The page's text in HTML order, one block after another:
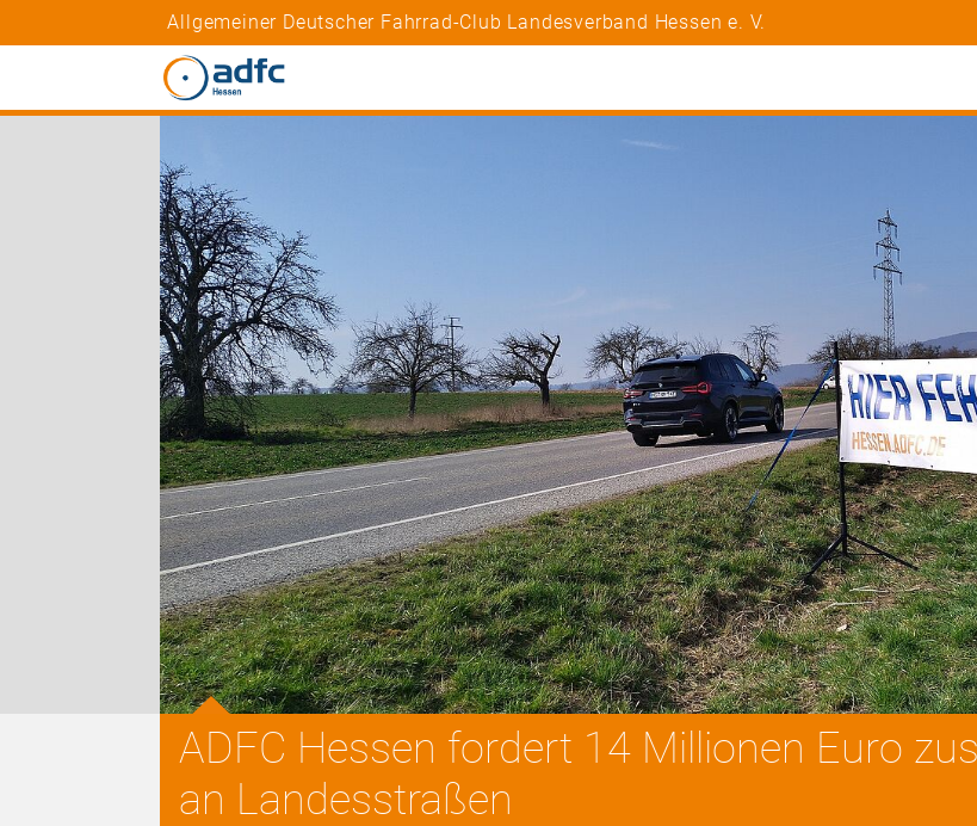
Allgemeiner Deutscher Fahrrad-Club Landesverband Hessen e. V.
ADFC Hessen fordert 14 Millionen Euro
an Landesstraßen